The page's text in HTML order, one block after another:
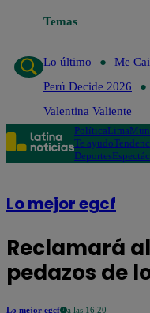
Temas
Me Caigo de Risa
Lo último
Me
Perú Decide 2026
Valentina Valiente
PolíticaLima
Te ayudo
Deportes
Lo mejor egcf
Reclamará
pedazos de
Lo mejor egcf a las 16:20